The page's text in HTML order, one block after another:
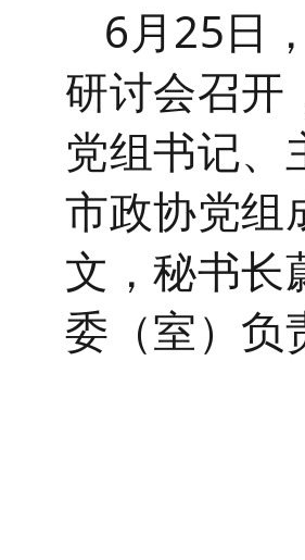
6月25日
研讨会召开
党组书记、
市政协党组
文，秘书长
委（室）负